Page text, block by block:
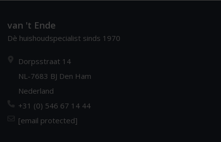
van 't Ende
Dè huishoudspecialist sinds 1970
Dorpsstraat 14
NL-7683 BJ Den Ham
Nederland
+31 (0) 546 67 14 44
[email protected]